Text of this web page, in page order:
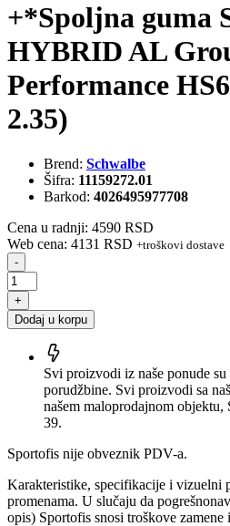
+*Spoljna guma
HYBRID AL
Performance
2.35)
Brend: Schwalbe
Šifra: 11159272.01
Barkod: 4026495977708
Cena u radnji: 4590 RSD
Web cena: 4131 RSD +troškovi dostave
-
+
Dodaj u korpu
Svi proizvodi iz naše ponude
porudžbine. Svi proizvodi sa
našem maloprodajnom
39.
Sportofis nije obveznik PDV-a.
Karakteristike, specifikacije i vizuelni
promenama. U slučaju da
opis) Sportofis snosi troškove zamene